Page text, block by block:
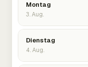
Montag
3. Aug.
Dienstag
4. Aug.